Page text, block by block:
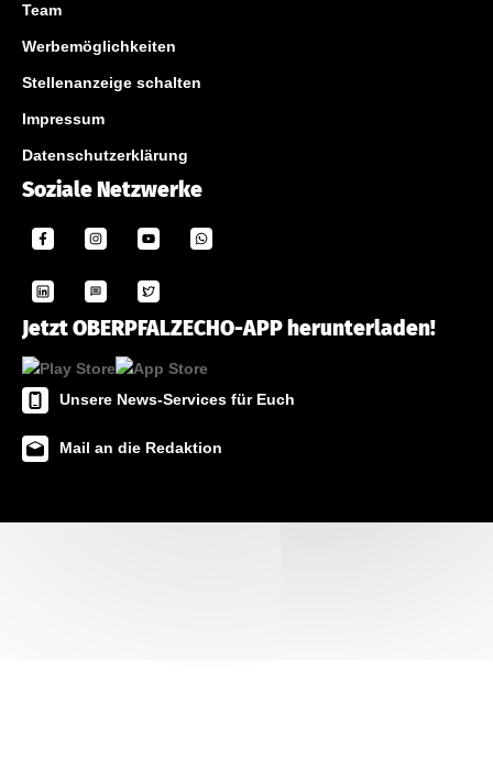
Team
Werbemöglichkeiten
Stellenanzeige schalten
Impressum
Datenschutzerklärung
Soziale Netzwerke
Jetzt OBERPFALZECHO-APP herunterladen!
Unsere News-Services für Euch
Mail an die Redaktion